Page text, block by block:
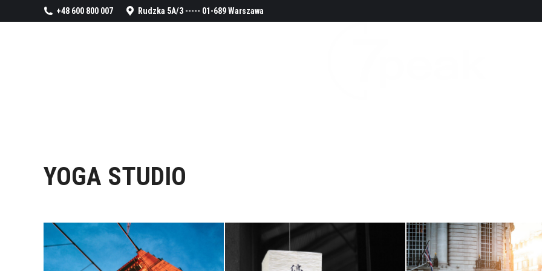
+48 600 800 007 Rudzka 5A/3 ----- 01-689 Warszawa
YOGA STUDIO